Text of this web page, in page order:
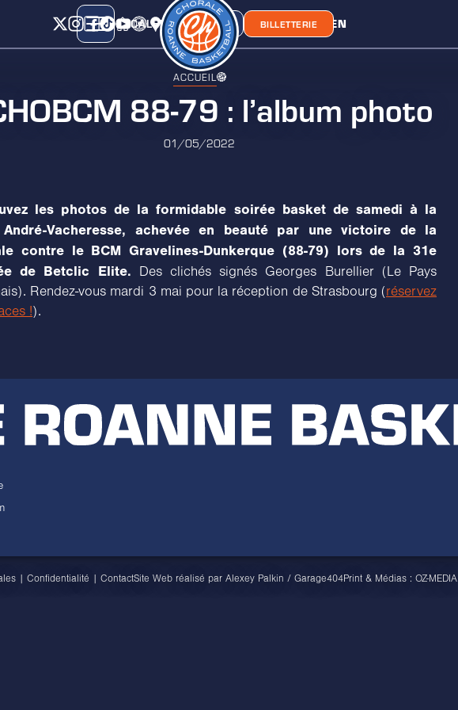
CALENDRIERCLASSEMENTCHORA' LIEN
BOUTIQUE BILLETTERIE
ACCUEIL
88-79 : l’album photo
01/05/2022
les photos de la formidable soirée basket de samedi à la
André-Vacheresse, achevée en beauté par une victoire de la
contre le BCM Gravelines-Dunkerque (88-79) lors de la 31e
de Betclic Elite. Des clichés signés Georges Burellier (Le Pays
Rendez-vous mardi 3 mai pour la réception de Strasbourg (réservez
!).
| Confidentialité | ContactSite Web réalisé par Alexey Palkin / Garage404Print & Médias : OZ-MEDIA